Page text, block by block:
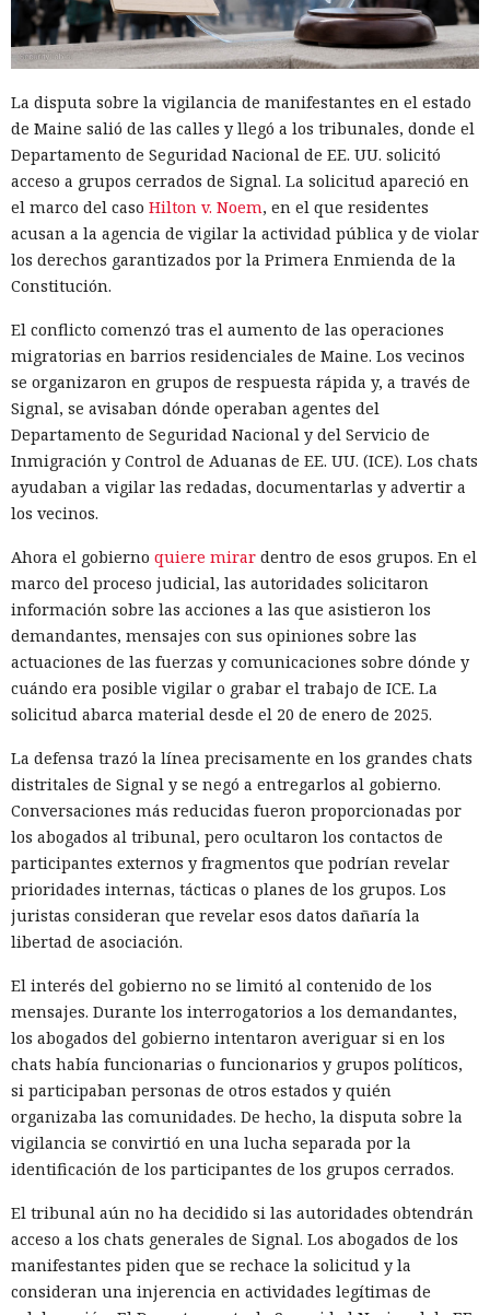
atacantes solo una fuente de sugerencias y cada vez más
forman parte del propio ataque. Cisco Talosestudiólos
registros de uso de IA y descubrió que los modelos de
lenguaje ya ayudan a los hackers a crear herramientas
maliciosas, escalar operaciones y buscar vulnerabilidades, y
que las restricciones de seguridad en muchos casos se
eluden con bastante facilidad.
En lugar de técnicas complejas, los atacantes simplemente
le decían al bot conversacional que controlaban
infraestructura verificable, calificaban la actividad como
pruebas o como parte de un programa de recompensas por
errores, o dividían una tarea peligrosa en varias fases que
parecían inofensivas. En varios casos, el modelo accedía tras
esa explicación. Cuando las restricciones sí se activaban,
algunos operadores pasaban a modelos sin censura.
Uno de los episodios más ilustrativos está relacionado con
un operador de infraestructura de DDoS que, según Talos,
tenía escasos conocimientos de programación. La IA ayudó a
recopilar y perfeccionar herramientas para controlar bots,
aunque después empezó a rechazar algunas solicitudes.
Para entonces el operador ya controlaba casi 2000
televisores Android, que potencialmente podían usarse en
ataques DDoS.
Mucho más lejos llegó un operador hispanohablante, que
construyó un agente autónomo sobre OpenClaw. Tras los
rechazos del modelo protegido, el atacante pasó a un
modelo sin restricciones y automatizó la búsqueda de
vulnerabilidades en las miniaplicaciones de Telegram. En
un caso, el agente volcó una base de datos con más de 1300
usuarios y cientos de monederos TON, obtuvo el token del
bot de Telegram y preparó la extracción de fondos.
Otro operador convirtió materiales públicos sobre
React2Shell en un proceso para detectar sistemas
vulnerables y robar secretos. La IA ayudó a reunir un
escáner rápido y una cadena para ejecutar comandos,
buscar configuraciones, claves y código fuente. La lista
inicial contenía 9180 hosts, y los materiales asociados
apuntaban al procesamiento de decenas de millones de
URL. Talos encontró datos recopilados de al menos 54
objetivos.
Los investigadores atribuyen el resultado no solo a las
capacidades de los modelos sino también a las habilidades
de los operadores. Los novatos obtienen herramientas que
funcionan pero son inestables, mientras que los atacantes
preparados amplían notablemente sus capacidades gracias
a la IA. La empresa aconseja prepararse para un aumento
en el número de vulnerabilidades e incidentes y usar
La disputa sobre la vigilancia de manifestantes en el estado
de Maine salió de las calles y llegó a los tribunales, donde el
Departamento de Seguridad Nacional de EE. UU. solicitó
acceso a grupos cerrados de Signal. La solicitud apareció en
el marco del caso Hilton v. Noem, en el que residentes
acusan a la agencia de vigilar la actividad pública y de violar
los derechos garantizados por la Primera Enmienda de la
Constitución.
El conflicto comenzó tras el aumento de las operaciones
migratorias en barrios residenciales de Maine. Los vecinos
se organizaron en grupos de respuesta rápida y, a través de
Signal, se avisaban dónde operaban agentes del
Departamento de Seguridad Nacional y del Servicio de
Inmigración y Control de Aduanas de EE. UU. (ICE). Los chats
ayudaban a vigilar las redadas, documentarlas y advertir a
los vecinos.
Ahora el gobierno quiere mirar dentro de esos grupos. En el
marco del proceso judicial, las autoridades solicitaron
información sobre las acciones a las que asistieron los
demandantes, mensajes con sus opiniones sobre las
actuaciones de las fuerzas y comunicaciones sobre dónde y
cuándo era posible vigilar o grabar el trabajo de ICE. La
solicitud abarca material desde el 20 de enero de 2025.
La defensa trazó la línea precisamente en los grandes chats
distritales de Signal y se negó a entregarlos al gobierno.
Conversaciones más reducidas fueron proporcionadas por
los abogados al tribunal, pero ocultaron los contactos de
participantes externos y fragmentos que podrían revelar
prioridades internas, tácticas o planes de los grupos. Los
juristas consideran que revelar esos datos dañaría la
libertad de asociación.
El interés del gobierno no se limitó al contenido de los
mensajes. Durante los interrogatorios a los demandantes,
los abogados del gobierno intentaron averiguar si en los
chats había funcionarias o funcionarios y grupos políticos,
si participaban personas de otros estados y quién
organizaba las comunidades. De hecho, la disputa sobre la
vigilancia se convirtió en una lucha separada por la
identificación de los participantes de los grupos cerrados.
El tribunal aún no ha decidido si las autoridades obtendrán
acceso a los chats generales de Signal. Los abogados de los
manifestantes piden que se rechace la solicitud y la
consideran una injerencia en actividades legítimas de